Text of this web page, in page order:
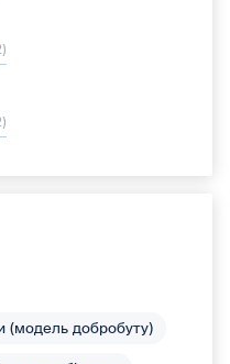
(модель добробуту)